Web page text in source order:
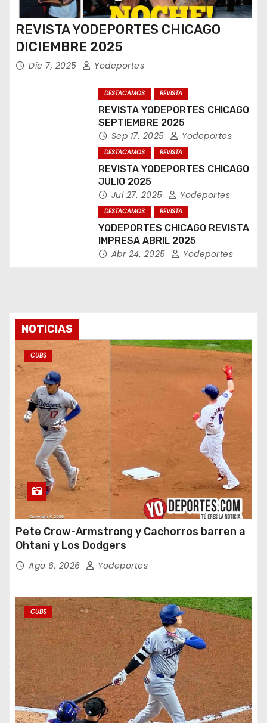
REVISTA YODEPORTES CHICAGO
DICIEMBRE 2025
Dic 7, 2025 Yodeportes
DESTACAMOS REVISTA
REVISTA YODEPORTES CHICAGO
SEPTIEMBRE 2025
Sep 17, 2025 Yodeportes
DESTACAMOS REVISTA
REVISTA YODEPORTES CHICAGO
JULIO 2025
Jul 27, 2025 Yodeportes
DESTACAMOS REVISTA
YODEPORTES CHICAGO REVISTA
IMPRESA ABRIL 2025
Abr 24, 2025 Yodeportes
NOTICIAS
CUBS
Pete Crow-Armstrong y Cachorros barren a
Ohtani y Los Dodgers
Ago 6, 2026 Yodeportes
CUBS